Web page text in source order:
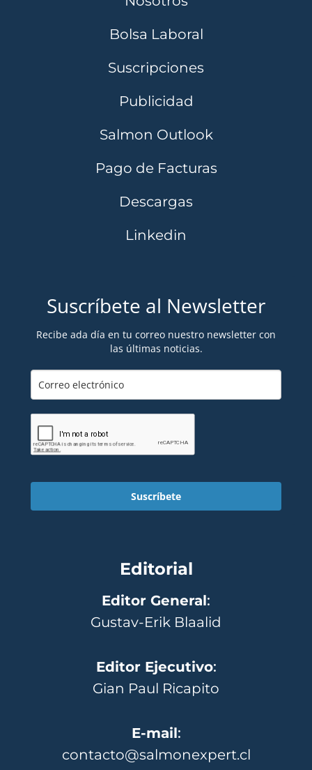
Bolsa Laboral
Suscripciones
Publicidad
Salmon Outlook
Pago de Facturas
Descargas
Linkedin
Suscríbete al Newsletter
Recibe ada día en tu correo nuestro newsletter con
las últimas noticias.
Suscríbete
Editorial
Editor General:
Gustav-Erik Blaalid
Editor Ejecutivo:
Gian Paul Ricapito
E-mail:
contacto@salmonexpert.cl